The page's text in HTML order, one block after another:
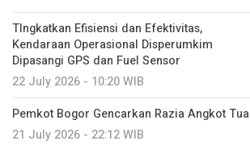
TIngkatkan Efisiensi dan Efektivitas,
Kendaraan Operasional Disperumkim
Dipasangi GPS dan Fuel Sensor
22 July 2026 - 10:20 WIB
Pemkot Bogor Gencarkan Razia Angkot Tua
21 July 2026 - 22:12 WIB